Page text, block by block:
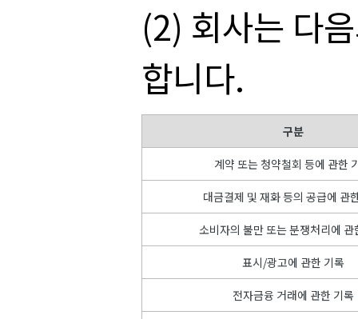
(2) 회사는 다
합니다.
구분
계약 또는 청약철회 등에 관한
대금결제 및 재화 등의 공급에 관
소비자의 불만 또는 분쟁처리에 관
표시/광고에 관한 기록
전자금융 거래에 관한 기록